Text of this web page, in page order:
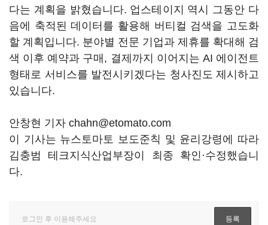
다는 계획을 밝혔습니다. 업스테이지 역시 그동안 다
음에 축적된 데이터를 활용해 버티컬 검색을 고도화
할 계획입니다. 분야별 전문 기업과 제휴를 확대해 검
색 이후 예약과 구매, 결제까지 이어지는 AI 에이전트
형태로 서비스를 발전시키겠다는 청사진도 제시하고
있습니다.
안창현 기자 chahn@etomato.com
이 기사는 뉴스토마토 보도준칙 및 윤리강령에 따라
김충범 테크지식산업부장이 최종 확인·수정했습니
다.